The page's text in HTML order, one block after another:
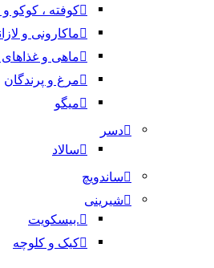
کوفته ، کوکو و
ماکارونی و
ماهی و غذاهای
مرغ و پرندگان
میگو
دسر
سالاد
ساندویچ
شیرینی
.بیسکویت
کیک و کلوچه